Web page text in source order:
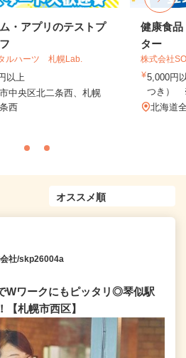
・アプリのテストプ
ルハーツ 札幌Lab.
以上
中央区北二条西、札幌
西
健康食品
ター
株式会社
5,000円
つき）
北海道
社/skp26004a
Wワークにもピッタリ◎琴似駅
【札幌市西区】